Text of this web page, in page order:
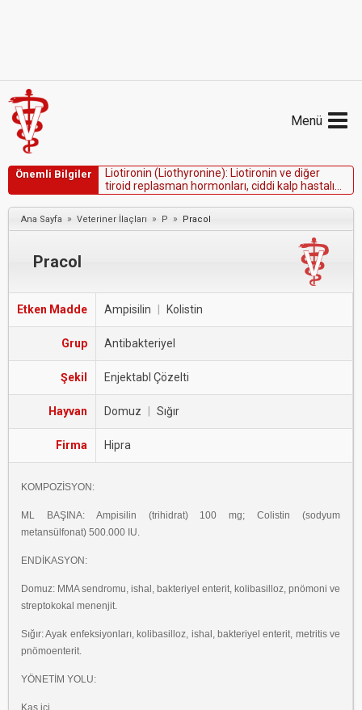
Menü
Önemli Bilgiler Liotironin (Liothyronine): Liotironin ve diğer
tiroid rep asman hormon arı, ciddi ka p hasta ı
kalpyetmezliği,tirotoksikozveyatedavi
edilmemişadrenalyetmezliğiolanhastalarda
ko ntrend ik e ir
Ana Sayfa » Veteriner İlaçları » P » Pracol
Pracol
Etken Madde Ampisilin Kolistin
Grup Antibakteriyel
Şekil Enjektabl Çözelti
Hayvan Domuz Sığır
Firma Hipra
KOMPOZİSYON:
ML BAŞINA: Ampisilin (trihidrat) 100 mg; Colistin (sodyum
metansülfonat) 500.000 IU.
ENDİKASYON:
Domuz: MMA sendromu, ishal, bakteriyel enterit, kolibasilloz, pnömoni ve
streptokokal menenjit.
Sığır: Ayak enfeksiyonları, kolibasilloz, ishal, bakteriyel enterit, metritis ve
pnömoenterit.
YÖNETİM YOLU:
Kas içi.